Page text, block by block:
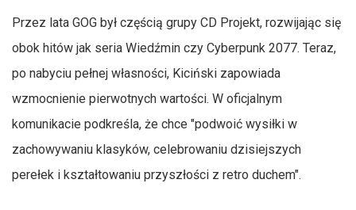
Przez lata GOG był częścią grupy CD Projekt, rozwijając się
obok hitów jak seria Wiedźmin czy Cyberpunk 2077. Teraz,
po nabyciu pełnej własności, Kiciński zapowiada
wzmocnienie pierwotnych wartości. W oficjalnym
komunikacie podkreśla, że chce "podwoić wysiłki w
zachowywaniu klasyków, celebrowaniu dzisiejszych
perełek i kształtowaniu przyszłości z retro duchem".